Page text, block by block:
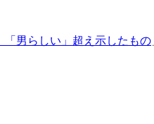
男らしい」超え示したもの